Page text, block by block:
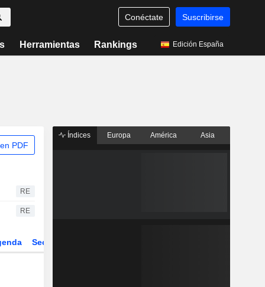
Conéctate Suscribirse
Herramientas Rankings Edición España
PDF
RE
RE
Sector
Índices Europa América Asia